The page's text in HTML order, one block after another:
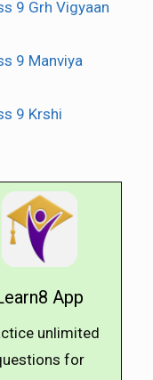
9 Grh Vigyaan
9 Manviya
9 Krshi
App
unlimited
for